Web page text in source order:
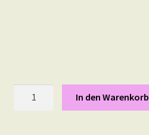
In den Warenkorb